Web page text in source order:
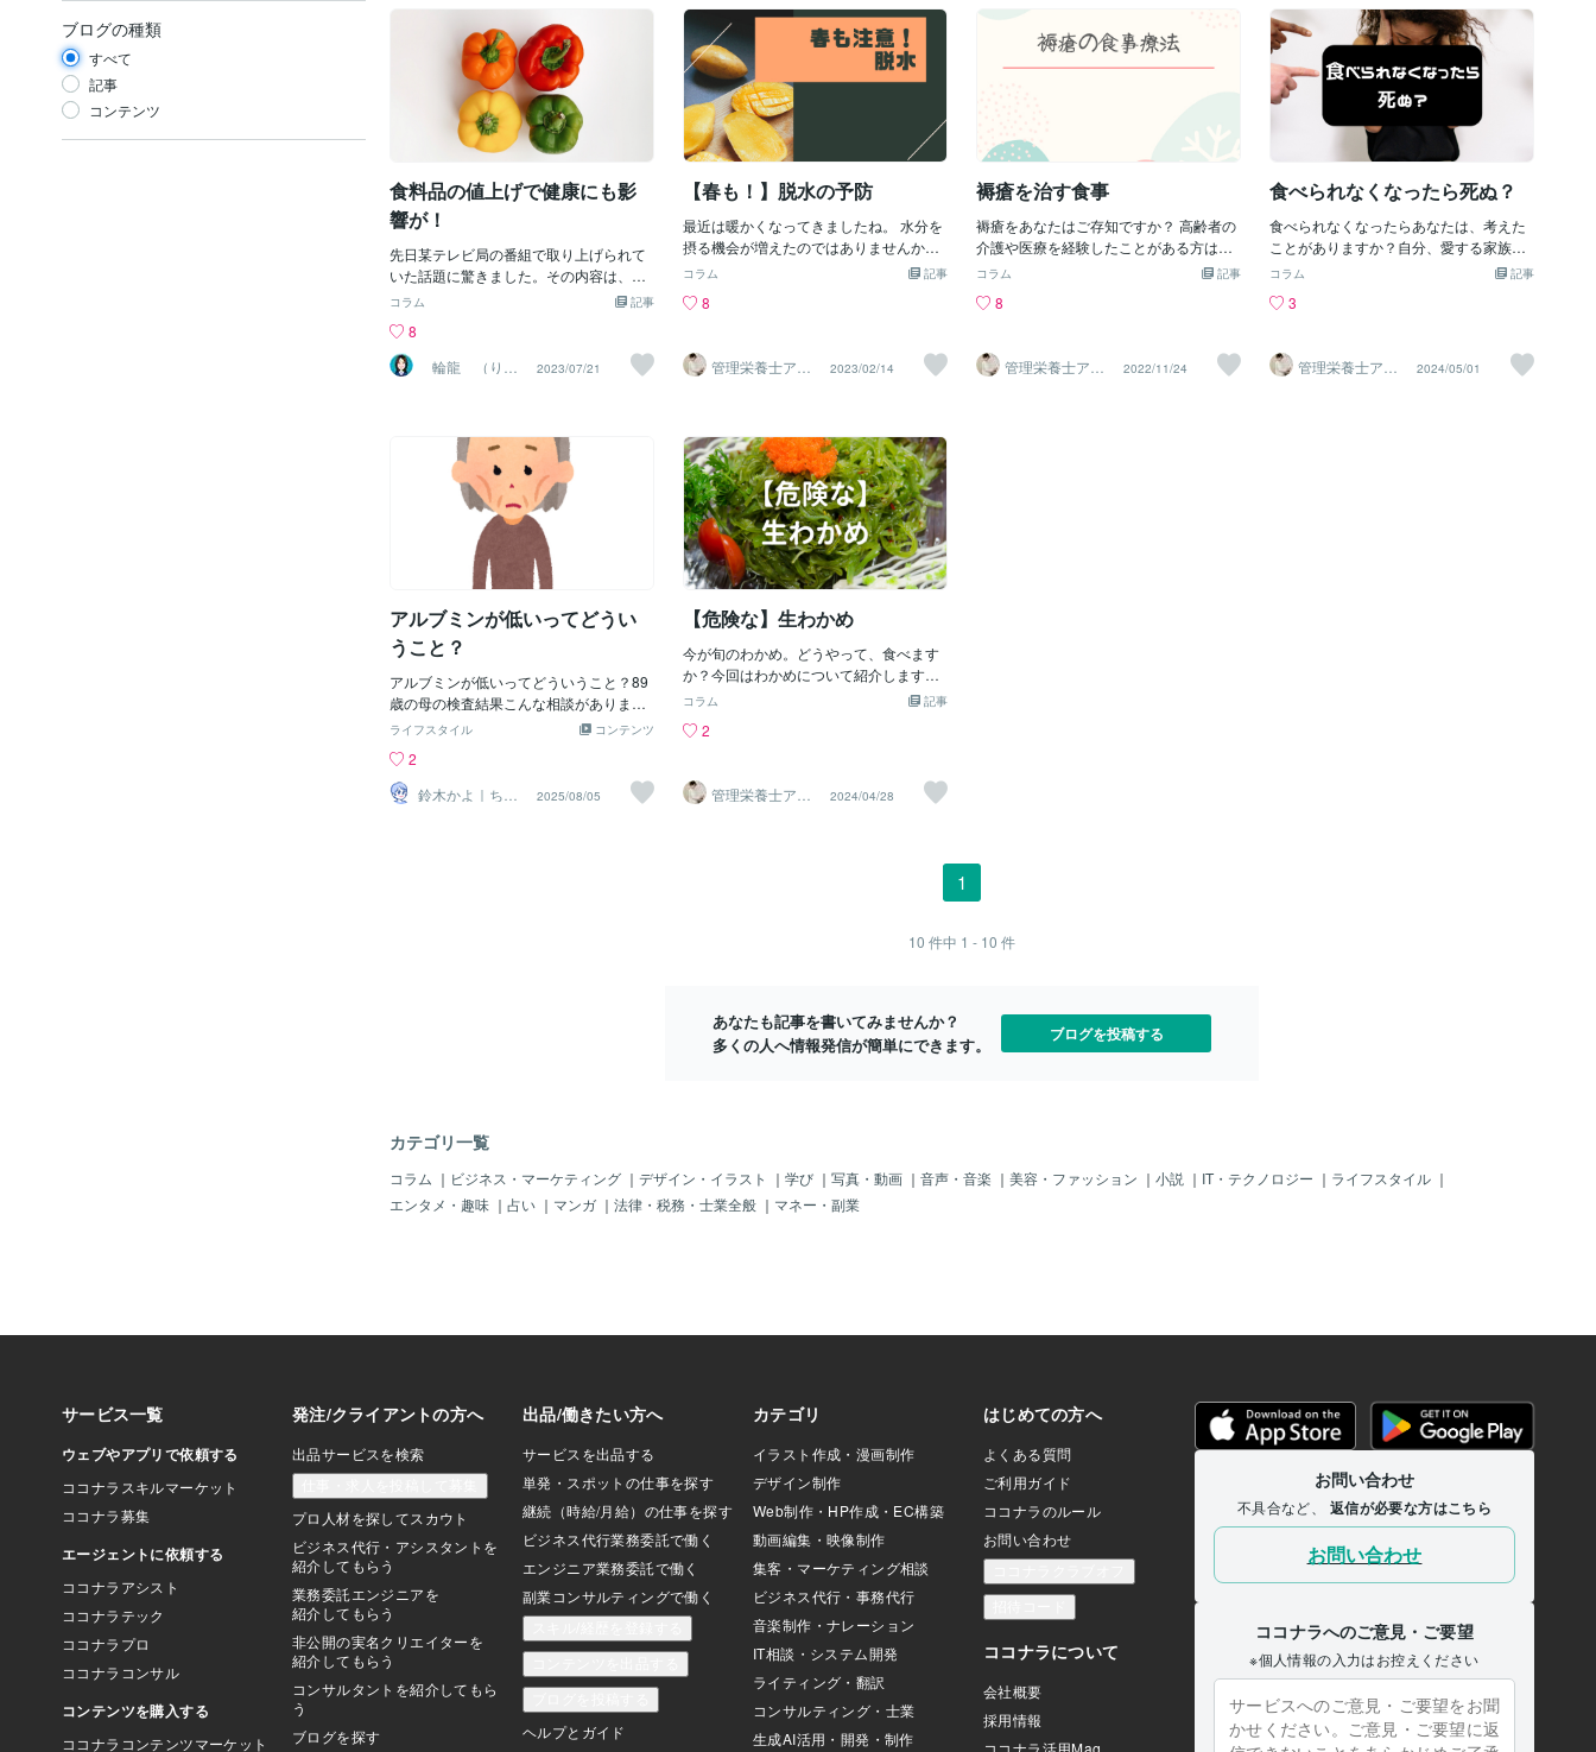
ブログの種類
すべて
記事
コンテンツ
その他精神疾患も健康問題の中でも多く
の割合を占めています。 ③勤務 仕事の失
敗や職場の人間関係も勤務問題として自
殺の原因となってしまいます。 仕事の疲
れをコロナ禍で発散できないことも影響
しているのでしょう。 ④男女の差 女性は
家庭問題が最も自殺の原因として多いで
す。 一方で、男性は勤務問題が多く、女
性とは差があることが分かりました。 ま
とめ 新型コロナウイルス感染症の流行に
より、日本の自殺者が増えています。 特
に女性が多く、早急に解決が必要です。
あなたは家庭や健康の悩み、吐き出せて
いますか？ お一人で抱え込まずに、相談
してみてください。
ヘルシー志向の方におすすめです。フル
ーツ風味やナッツをトッピングすること
で、バラエティ豊かな味わいを楽しむこ
とができます。 ココナッツアイスクリー
ム ビーガンや乳製品アレルギーの方に適
しています。ココナッツのクリーミーな
風味が特徴で、トロピカルなフレーバー
やチョコレートチップを加えて、自分好
みの味にカスタマイズできます。 アイス
で滑らかにしたものは、自家製のアイス
クリームとして楽しめます。バナナやイ
チゴ、マンゴーなど、お好きなフルーツ
を組み合わせてみてください。 豆腐アイ
腐の滑らかなテクスチャーがクリーミー
な口当たりを演出します。バニラや抹茶
フェ グラノーラやナッツ、フルーツをヨ
ーグルトにトッピングしたり、層にして
楽しむことで、ソフトクリームのような
層構造を味わえます。健康的で栄養豊富
なデザートとして人気です。 これらの代
用品は、ソフトクリームの代わりになる
だけでなく、新しい味覚の発見や健康志
向の方にもおすすめです。アイディア次
第で、自分だけのアイスクリームを楽し
す。感染症や風邪への抵抗力を向上させ
る効果があります。 成長と発達亜鉛は細
胞分裂や成長に不可欠であり、特に子供
たちの発育に重要な役割を果たします。
傷の治癒亜鉛は傷口の修復を促進し、組
織の再生をサポートします。 味覚と嗅覚
亜鉛は味覚と嗅覚の感知にも関与してお
り、食事の満足感や食欲を調整します。
亜鉛の過剰摂取に潜むリスク 一方で、過
剰な亜鉛の摂取も注意が必要です。摂り
すぎると以下のような健康リスクが生じ
る可能性があります。 免疫機能の低下過
剰な亜鉛は銅の吸収を妨げ、これが免疫
可能性があります。 消化器系の不調過剰
の消化器系の不調を引き起こすことがあ
ります。 銅欠乏症長期間にわたる亜鉛の
ないようにしたり、結んで出血を防いだ
りする手術を行います。 薬物療法では出
血を防ぐ作用のある薬を内服します。 さ
らに、栄養療法も大切です。 ③食道静脈
瘤の栄養療法 やわらかい食事が基本で
す。 経鼻胃管など、チューブを喉に入れ
るのは出血する危険があるので中止しま
す。 食事がうまく摂れないときは、栄養
補助食品の活用も良いでしょう。 栄養を
しっかり摂って低栄養を防ぐことが必要
です。 まとめ 食道静脈瘤は肝硬変の末期
になりやすい病気です。 手術や薬物、栄
養療法が基本です。 出血のリスクがある
かい食事にする必要があります。
食料品の値上げで健康にも影
響が！
先日某テレビ局の番組で取り上げられて
いた話題に驚きました。その内容は、か
つてない食料品の値上げで食事がパンや
るたんぱく質が不足しいつのまにか低栄
養素状態に・・・いろんなところを削っ
てもまだまだ追いつかない。そうなる
です。では、低栄養にならないためには
どんな食生活が大切なのでしょうか？♦新
鮮な食材を使った食事をとること♦栄養価
の高い食材をとること栄養価の高い食材
とは・魚・油・肉・乳製品・野菜・海草
類・いも類・きのこ・卵・大豆・くだも
のだそうです。限られた食費の中でも頭
を使い、工夫しながらバランスよく食べ
て健康な身体を作っていきたいと思いま
す。
記事
コラム
8
輪龍 （りん
りゅう）
2023/07/21
【春も！】脱水の予防
最近は暖かくなってきましたね。 水分を
摂る機会が増えたのではありませんか？
今回は、夏だけでなく春も注意したい脱
は ②水分の計算方法 ③簡単な脱水予防
の危機に関わる大きな問題です。 めまい
や吐き気、だるさや皮膚の乾燥が脱水の
意が必要です。 いつの間にか汗をかいて
のどが渇くようになったり、少し動くと
だるくなったりしていませんか？ どれは
脱水のサインかも知れません。 それで
は、脱水を予防するにはいったいどれく
らいの水分が必要なのでしょうか。 ②水
分の計算方法 体重あたり25～30mlの水
分が１日に必要です。 例えば50㎏の人の
場合、1250ml～1500mlの水分が必要と
なります。 これは普段、デスクワークや
家事など軽作業を行う人の水分量です。
アスリートや運動をする場合は汗をかい
て体重が減った分だけ追加が必要です。
さんは医師による水分制限の指示が出ま
ます。 水分は水だけでなく、お茶や紅茶
も含まれます。 緑茶やコーヒーの飲み過
そく)など、さまざまな健康障害(しょう
記事
コラム
8
管理栄養士アオ
イ 村中一帆ママ
2023/02/14
褥瘡を治す食事
褥瘡をあなたはご存知ですか？ 高齢者の
介護や医療を経験したことがある方はご
存知かもしれません。 今回は、褥瘡を内
めて、褥瘡を有する方の食事療法として
ました。 「ブイ・クレスCP10(シーピー
テン)ミックスフルーツ」です。 ①褥瘡と
12.0mg 代謝に必要な酵素の成分である
す。 ですから、亜鉛もコラーゲンペプチ
記事
コラム
8
管理栄養士アオ
イ 村中一帆ママ
2022/11/24
食べられなくなったら死ぬ？
食べられなくなったらあなたは、考えた
ことがありますか？自分、愛する家族…
食べられなくなると長期的には死に至る
に栄養を供給し、生きるために必要不可
を受診し、適切な対処法を見つけること
が大切です。お悩み相談も受付中！
記事
コラム
3
管理栄養士アオ
イ 村中一帆ママ
2024/05/01
アルブミンが低いってどうい
うこと？
アルブミンが低いってどういうこと？89
歳の母の検査結果こんな相談がありまし
た。。89歳になる母の定期健診で、「ア
生活気にしていなかったと言う人は必ず
読んでね正直、アルブミンという言葉は
聞いたことがあるアルブミンとは何か、
しさといった理由から、どうしてもたん
ぱく質不足になりやすいのです。一人暮
らしの生活に「お茶漬けやパンで済ませ
ることが多い」すごくパン生活が多
い。。「朝はトーストと牛乳で」これ多
わる問題。。えっやばそうね。。と思っ
たら読み進めてほしい 家族ができる！ア
ルブミン低下を防ぐ食事の工夫「しっか
りたんぱく質を取ること」この一
言。。。でも、高齢の一
コンテンツ
ライフスタイル
2
鈴木かよ｜ちゃ
ーちゃんのいえ
2025/08/05
【危険な】生わかめ
今が旬のわかめ。どうやって、食べます
か？今回はわかめについて紹介します。
生わかめは健康的な食材ですが、実際に
酸と呼ばれる物質が含まれており、消化
繁殖しやすいため、食中毒のリスクも高
まります さらに、生わかめには重金属や
記事
コラム
2
管理栄養士アオ
イ 村中一帆ママ
2024/04/28
1
10 件中 1 - 10 件
あなたも記事を書いてみませんか？
多くの人へ情報発信が簡単にできます。
ブログを投稿する
カテゴリ一覧
コラム ｜ ビジネス・マーケティング ｜ デザイン・イラスト ｜ 学び ｜ 写真・動画 ｜ 音声・音楽 ｜ 美容・ファッション ｜ 小説 ｜ IT・テクノロジー ｜ ライフスタイル ｜
エンタメ・趣味 ｜ 占い ｜ マンガ ｜ 法律・税務・士業全般 ｜ マネー・副業